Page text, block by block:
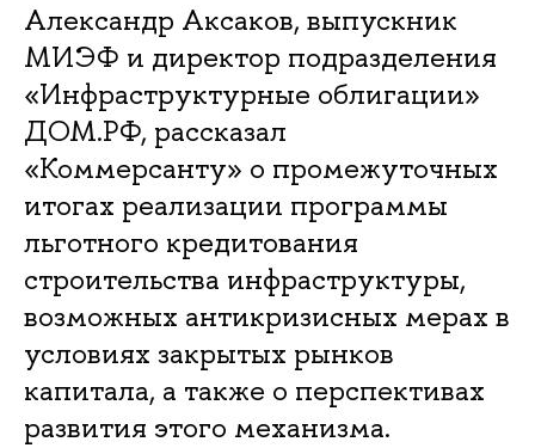
Александр Аксаков, выпускник
МИЭФ и директор подразделения
«Инфраструктурные облигации»
ДОМ.РФ, рассказал
«Коммерсанту» о промежуточных
итогах реализации программы
льготного кредитования
строительства инфраструктуры,
возможных антикризисных мерах в
условиях закрытых рынков
капитала, а также о перспективах
развития этого механизма.